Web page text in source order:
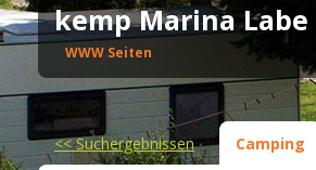
kemp Marina Labe
WWW Seiten
<<Suchergebnissen Camping